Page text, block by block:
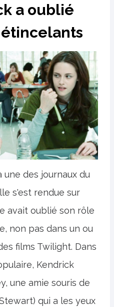
a oublié
une des journaux du
s'est rendue sur
avait oublié son rôle
non pas dans un ou
films Twilight. Dans
Kendrick
une amie souris de
qui a les yeux